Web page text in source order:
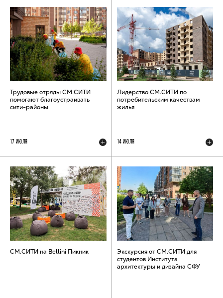
Трудовые отряды СМ.СИТИ
помогают благоустраивать
сити-районы
17 ИЮЛЯ
Лидерство СМ.СИТИ по
потребительским качествам
жилья
14 ИЮЛЯ
СМ.СИТИ на Bellini Пикник
Экскурсия от СМ.СИТИ для
студентов Института
архитектуры и дизайна СФУ